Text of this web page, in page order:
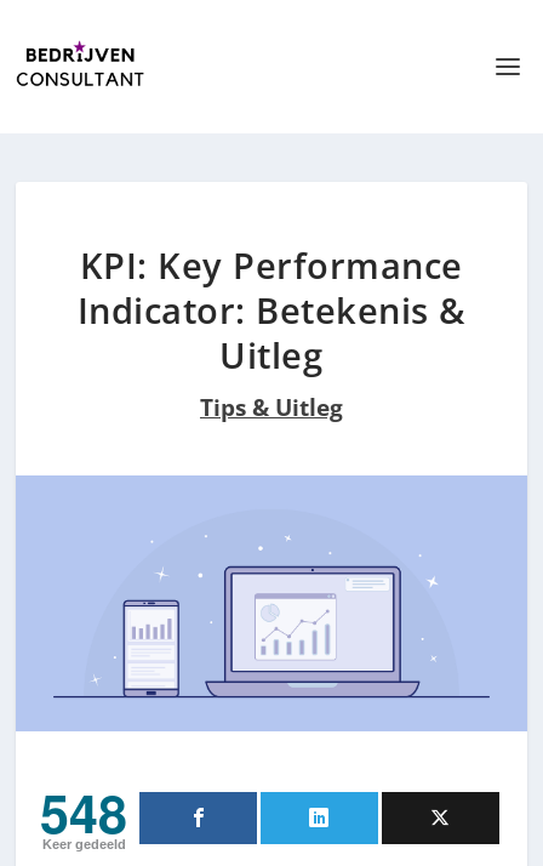
KPI: Key Performance
Indicator: Betekenis &
Uitleg
Tips & Uitleg
548
Keer gedeeld